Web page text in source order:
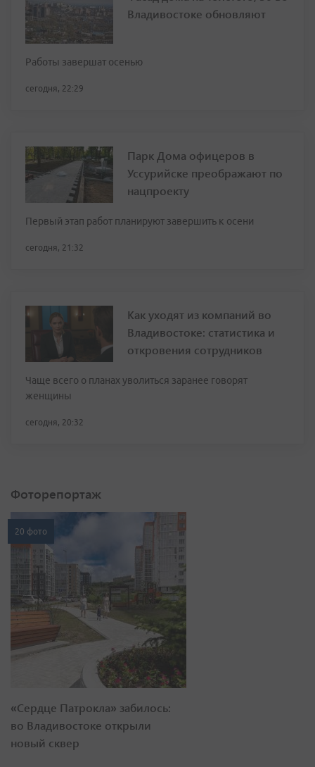
Владивостоке обновляют
Работы завершат осенью
сегодня, 22:29
Парк Дома офицеров в
Уссурийске преображают по
нацпроекту
Первый этап работ планируют завершить к осени
сегодня, 21:32
Как уходят из компаний во
Владивостоке: статистика и
откровения сотрудников
Чаще всего о планах уволиться заранее говорят
женщины
сегодня, 20:32
Фоторепортаж
20 фото
«Сердце Патрокла» забилось:
во Владивостоке открыли
новый сквер